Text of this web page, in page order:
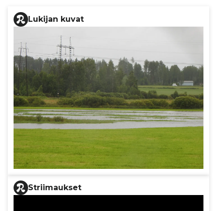
Lukijan kuvat
Striimaukset